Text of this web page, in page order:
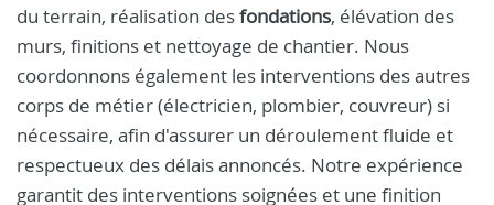
du terrain, réalisation desfondations, élévation des
murs, finitions et nettoyage de chantier. Nous
coordonnons également les interventions des autres
corps de métier (électricien, plombier, couvreur) si
nécessaire, afin d'assurer un déroulement fluide et
respectueux des délais annoncés. Notre expérience
garantit des interventions soignées et une finition